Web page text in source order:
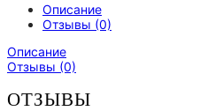
Описание
Отзывы (0)
Описание
Отзывы (0)
ОТЗЫВЫ